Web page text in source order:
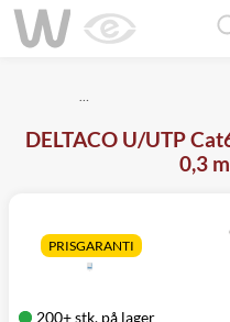
…
DELTACO U/UTP
0,3
PRISGARANTI
200+ stk. på lager
Mangler chatten?
Ret samtykke!